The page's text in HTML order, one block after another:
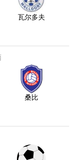
瓦尔多夫
桑比